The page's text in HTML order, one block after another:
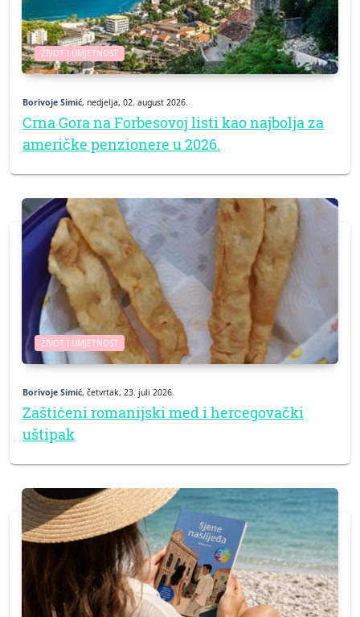
ŽIVOT I UMJETNOST
Borivoje Simić, nedjelja, 02. august 2026.
Crna Gora na Forbesovoj listi kao najbolja za
američke penzionere u 2026.
ŽIVOT I UMJETNOST
Borivoje Simić, četvrtak, 23. juli 2026.
Zaštićeni romanijski med i hercegovački
uštipak